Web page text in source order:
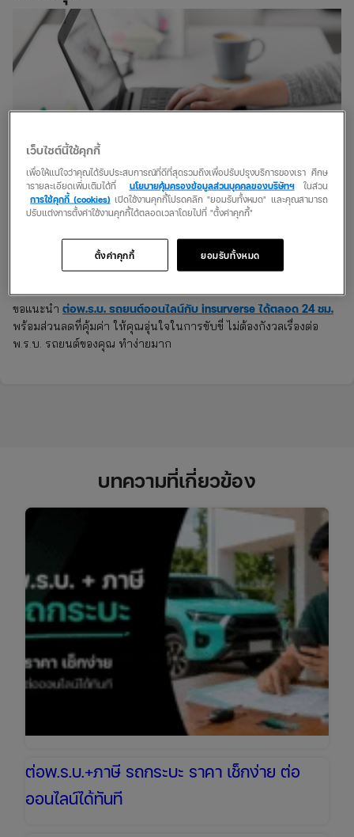
ทั้งหมดก็เป็นช่องทางในการต่อ พ.ร.บ. รถยนต์อัปเดตฉบับปี 2568 นี้
บอกเลยว่าสะดวกมาก ๆ ที่สำคัญอย่าลืมต่อ พ.ร.บ. รถยนต์ของคุณทุกปี
เพื่อที่จะได้รับความคุ้มครองเมื่อเกิดอุบัติเหตุ และหากคุณไม่ได้ต่อคุณ
อาจได้รับโทษทางกฎหมายด้วยนะ ต้องระวัง
หากใครเลือกช่องทางการต่อ พ.ร.บ. รถยนต์ผ่านช่องทางออนไลน์ เรา
ขอแนะนำ ต่อพ.ร.บ. รถยนต์ออนไลน์กับ insurverse ได้ตลอด 24 ชม.
พร้อมส่วนลดที่คุ้มค่า ให้คุณอุ่นใจในการขับขี่ ไม่ต้องกังวลเรื่องต่อ
พ.ร.บ. รถยนต์ของคุณ ทำง่ายมาก
บทความที่เกี่ยวข้อง
ต่อพ.ร.บ.+ภาษี รถกระบะ ราคา เช็กง่าย ต่อ
ออนไลน์ได้ทันที
เว็บไซต์นี้ใช้คุกกี้
เพื่อให้แน่ใจว่าคุณได้รับประสบการณ์ที่ดีที่สุดรวมถึงเพื่อปรับปรุงบริการของเรา ศึกษ
ารายละเอียดเพิ่มเติมได้ที่
นโยบายคุ้มครองข้อมูลส่วนบุคคลของบริษัทฯในส่วน
การใช้คุกกี้ (cookies) เปิดใช้งานคุกกี้โปรดคลิก "ยอมรับทั้งหมด" และคุณสามารถ
ปรับแต่งการตั้งค่าใช้งานคุกกี้ได้ตลอดเวลาโดยไปที่ "ตั้งค่าคุกกี้"
ยอมรับทั้งหมด
ตั้งค่าคุกกี้